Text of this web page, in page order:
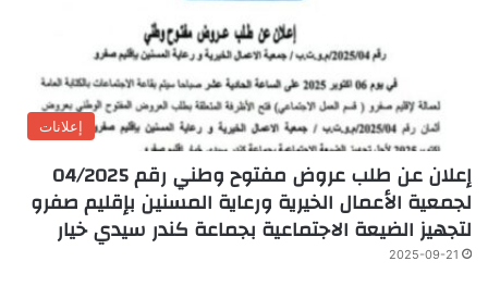
إعلانات
إعلان عن طلب عروض مفتوح وطني رقم 04/2025
لجمعية الأعمال الخيرية ورعاية المسنين بإقليم صفرو
لتجهيز الضيعة الاجتماعية بجماعة كندر سيدي خيار
2025-09-21